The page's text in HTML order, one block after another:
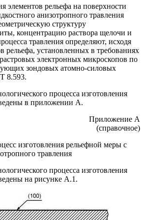
элементов рельефа на поверхности
анизотропного травления
структуру
концентрацию раствора щелочи и
травления определяют, исходя
рельефа, установленных в требованиях
электронных микроскопов по
зондовых атомно-силовых
8.593.
процесса изготовления
в приложении А.
Приложение А
(справочное)
изготовления рельефной меры с
травления
процесса изготовления
на рисунке А.1.